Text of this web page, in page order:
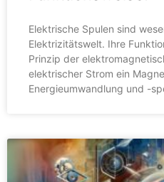
Elektrische Spulen sind
Elektrizitätswelt. Ihre
Prinzip der
elektrischer Strom ein
Energieumwandlung und -